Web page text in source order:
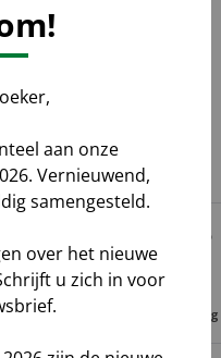
/ DHL
maar bieden u de
veiligheid en zekerheid.
Tijdvak
levering
Risico op
vermissing
aan onze
Vernieuwend,
samengesteld.
over het nieuwe
u zich in voor